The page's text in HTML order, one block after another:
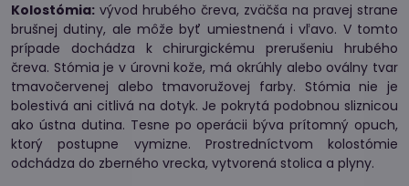
Kolostómia: vývod hrubého čreva, zväčša na pravej strane
brušnej dutiny, ale môže byť umiestnená i vľavo. V tomto
prípade dochádza k chirurgickému prerušeniu hrubého
čreva. Stómia je v úrovni kože, má okrúhly alebo oválny tvar
tmavočervenej alebo tmavoružovej farby. Stómia nie je
bolestivá ani citlivá na dotyk. Je pokrytá podobnou sliznicou
ako ústna dutina. Tesne po operácii býva prítomný opuch,
ktorý postupne vymizne. Prostredníctvom kolostómie
odchádza do zberného vrecka, vytvorená stolica a plyny.